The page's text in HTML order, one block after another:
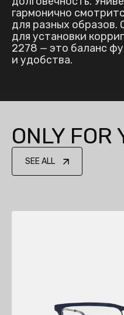
гармонично
для разных образов.
для установки
2278 — это баланс
и удобства.
ONLY FOR
SEE ALL